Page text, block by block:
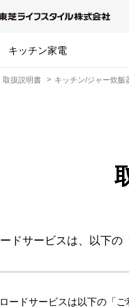
キッチン家電
取扱説明書 キッチン/ジャー炊飯
ドサービスは、以下の
ードサービスは以下の「